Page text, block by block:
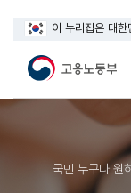
이 누리집은 대
국민 누구나 원